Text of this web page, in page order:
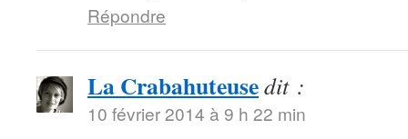
Répondre
La Crabahuteusedit :
10 février 2014 à 9 h 22 min